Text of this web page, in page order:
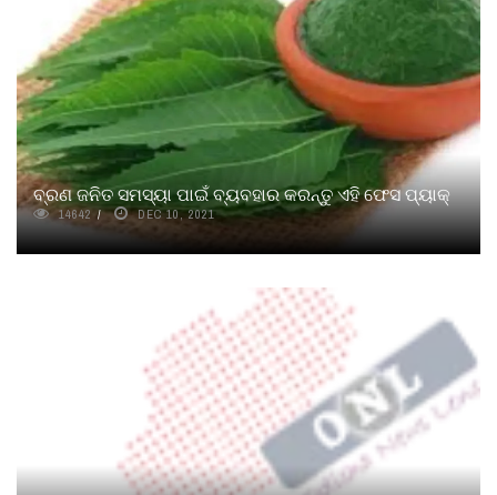
ବ୍ରଣ ଜନିତ ସମସ୍ୟା ପାଇଁ ବ୍ୟବହାର କରନ୍ତୁ ଏହି ଫେସ ପ୍ୟାକ୍
14642 DEC 10, 2021